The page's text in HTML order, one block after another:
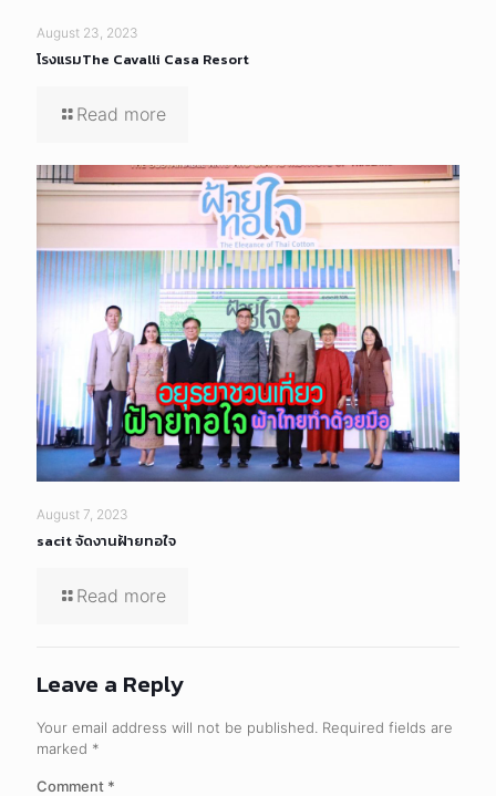
August 23, 2023
โรงแรมThe Cavalli Casa Resort
Read more
August 7, 2023
sacit จัดงานฝ้ายทอใจ
Read more
Leave a Reply
Your email address will not be published. Required fields are
marked *
Comment *